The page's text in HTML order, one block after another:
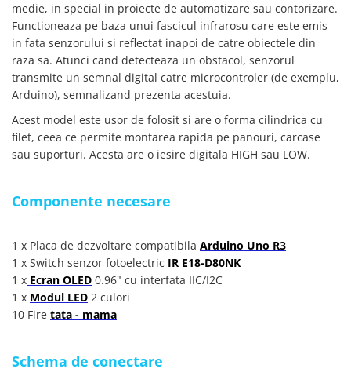
WERA
WIHA
WAIT TOOLS
WEEEMAKE
YAHBOOM
ZUBR
medie, in special in proiecte de automatizare sau contorizare.
Functioneaza pe baza unui fascicul infrarosu care este emis
in fata senzorului si reflectat inapoi de catre obiectele din
raza sa. Atunci cand detecteaza un obstacol, senzorul
transmite un semnal digital catre microcontroler (de exemplu,
Arduino), semnalizand prezenta acestuia.
Acest model este usor de folosit si are o forma cilindrica cu
filet, ceea ce permite montarea rapida pe panouri, carcase
sau suporturi. Acesta are o iesire digitala HIGH sau LOW.
Componente necesare
1 x Placa de dezvoltare compatibila Arduino Uno R3
1 x Switch senzor fotoelectric IR E18-D80NK
1 x Ecran OLED 0.96" cu interfata IIC/I2C
1 x Modul LED 2 culori
10 Fire tata - mama
Schema de conectare